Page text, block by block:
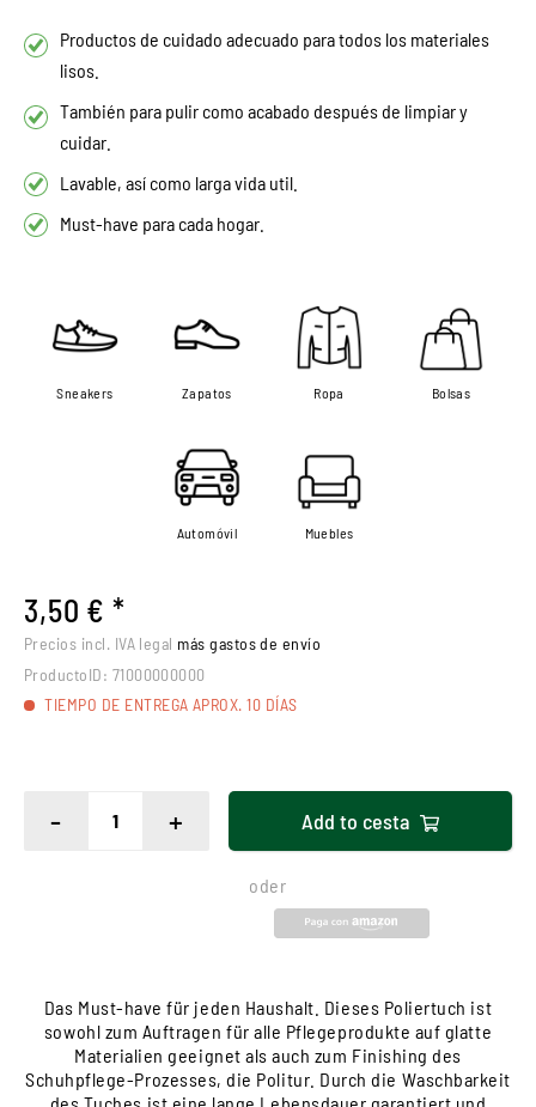
Productos de cuidado adecuado para todos los materiales
lisos.
También para pulir como acabado después de limpiar y
cuidar.
Lavable, así como larga vida util.
Must-have para cada hogar.
Sneakers Zapatos Ropa Bolsas
Automóvil Muebles
3,50 € *
Precios incl. IVA legal más gastos de envío
ProductoID: 71000000000
TIEMPO DE ENTREGA APROX. 10 DÍAS
- + Add to cesta
oder
Das Must-have für jeden Haushalt. Dieses Poliertuch ist
sowohl zum Auftragen für alle Pflegeprodukte auf glatte
Materialien geeignet als auch zum Finishing des
Schuhpflege-Prozesses, die Politur. Durch die Waschbarkeit